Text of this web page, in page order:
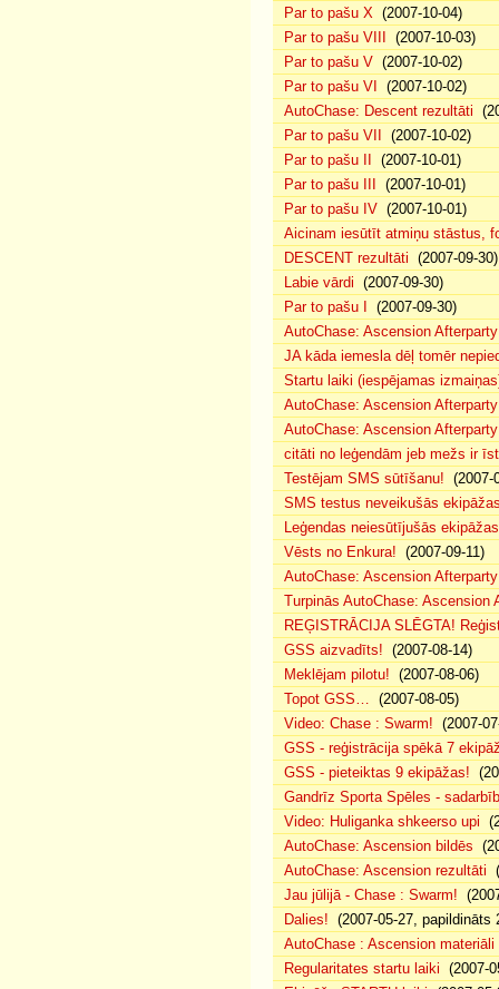
Par to pašu X (2007-10-04)
Par to pašu VIII
(2007-10-03)
Par to pašu V (2007-10-02)
Par to pašu VI
(2007-10-02)
AutoChase: Descent rezultāti
Par to pašu VII
(2007-10-02)
Par to pašu II
(2007-10-01)
Par to pašu III
(2007-10-01)
Par to pašu IV (2007-10-01)
Aicinam iesūtīt atmiņu stāstus,
DESCENT rezultāti (2007-09-30)
Labie vārdi (2007-09-30)
Par to pašu I
(2007-09-30)
AutoChase: Ascension
JA kāda iemesla dēļ tomēr
Startu laiki (iespējamas
AutoChase: Ascension
AutoChase: Ascension
citāti no leģendām jeb mežs ir
Testējam SMS sūtīšanu! (2007-
SMS testus neveikušās
Leģendas neiesūtījušās ekipāžas
Vēsts no Enkura! (2007-09-11)
AutoChase: Ascension
Turpinās AutoChase: Ascension
REĢISTRĀCIJA SLĒGTA!
GSS aizvadīts! (2007-08-14)
Meklējam pilotu! (2007-08-06)
Topot GSS… (2007-08-05)
Video: Chase : Swarm! (2007-
GSS - reģistrācija spēkā 7
GSS - pieteiktas 9 ekipāžas!
Gandrīz Sporta Spēles -
Video: Huliganka shkeerso upi
AutoChase: Ascension bildēs
AutoChase: Ascension rezultāti
Jau jūlijā - Chase : Swarm!
Dalies! (2007-05-27, papildināts
AutoChase : Ascension materiāli
Regularitates startu laiki (2007-